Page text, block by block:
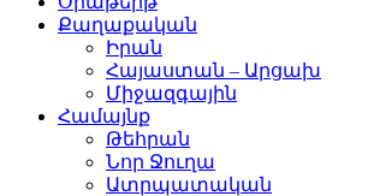
Քաղաքական
Իրան
Հայաստան – Արցախ
Միջազգային
Համայնք
Թեհրան
Նոր Ջուղա
Ատրպատական